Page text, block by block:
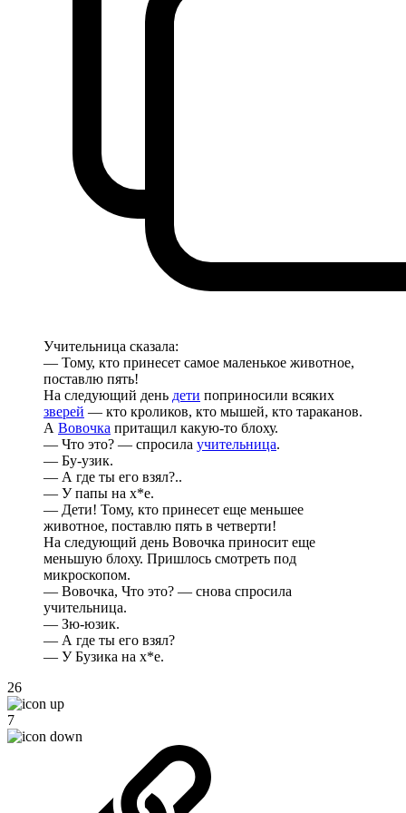
Учительница сказала:
— Тому, кто принесет самое маленькое животное,
поставлю пять!
На следующий день дети поприносили всяких
зверей — кто кроликов, кто мышей, кто тараканов.
А Вовочка притащил какую-то блоху.
— Что это? — спросила учительница.
— Бу-узик.
— А где ты его взял?..
— У папы на х*е.
— Дети! Тому, кто принесет еще меньшее
животное, поставлю пять в четверти!
На следующий день Вовочка приносит еще
меньшую блоху. Пришлось смотреть под
микроскопом.
— Вовочка, Что это? — снова спросила
учительница.
— Зю-юзик.
— А где ты его взял?
— У Бузика на х*е.
26
7